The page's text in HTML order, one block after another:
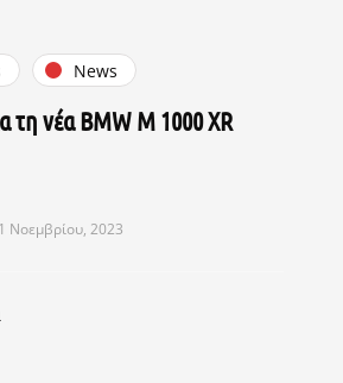
News
τη νέα BMW M 1000 XR
Νοεμβρίου, 2023